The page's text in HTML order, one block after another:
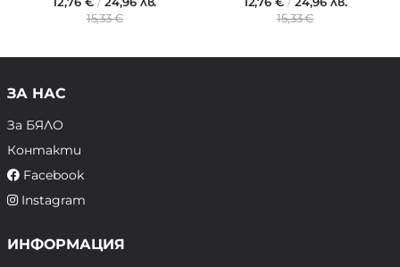
15,33 €
15,33 €
ЗА НАС
За БЯЛО
Контакти
Facebook
Instagram
ИНФОРМАЦИЯ